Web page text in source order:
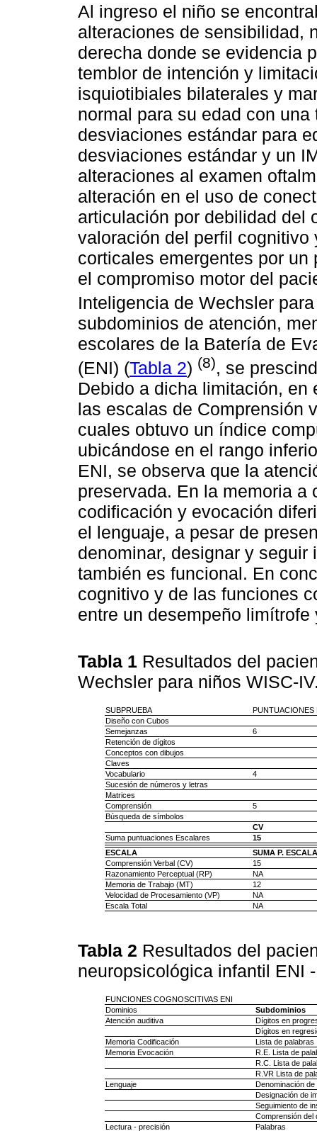
Al ingreso el niño se
alteraciones de sensibilidad,
derecha donde se evidencia
temblor de intención y
isquiotibiales bilaterales y
normal para su edad con
desviaciones estándar para
desviaciones estándar y un
alteraciones al examen
alteración en el uso de
articulación por debilidad del
valoración del perfil
corticales emergentes por
el compromiso motor del
Inteligencia de Wechsler
subdominios de atención,
escolares de la Batería de
(ENI) (Tabla 2) (8), se
Debido a dicha limitación, en
las escalas de Comprensión
cuales obtuvo un índice
ubicándose en el rango
ENI, se observa que la
preservada. En la memoria
codificación y evocación
el lenguaje, a pesar de
denominar, designar y
también es funcional. En
cognitivo y de las funciones
entre un desempeño
Tabla 1 Resultados del
Wechsler para niños WISC-
SUBPRUEBA
PUNTUACIONES
Diseño con Cubos
Semejanzas
6
Retención de dígitos
Conceptos con dibujos
Claves
Vocabulario
4
Sucesión de números y letras
Matrices
Comprensión
5
Búsqueda de símbolos
CV
Suma puntuaciones Escalares
15
ESCALA
SUMA P.
Comprensión Verbal (CV)
15
Razonamiento Perceptual (RP)
NA
Memoria de Trabajo (MT)
12
Velocidad de Procesamiento (VP)
NA
Escala Total
NA
Tabla 2 Resultados del
neuropsicológica infantil ENI
FUNCIONES COGNOSCITIVAS ENI
Dominios
Subdominios
Atención auditiva
Dígitos en
Dígitos en
Memoria Codificación
Lista de palabras
Memoria Evocación
R.E. Lista de
R.C. Lista de
R.VR Lista de
Lenguaje
Denominación
Designación de
Seguimiento de
Comprensión del
Lectura - precisión
Palabras